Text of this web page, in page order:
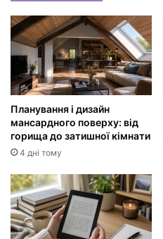
Планування і дизайн
мансардного поверху: від
горища до затишної кімнати
4 дні тому